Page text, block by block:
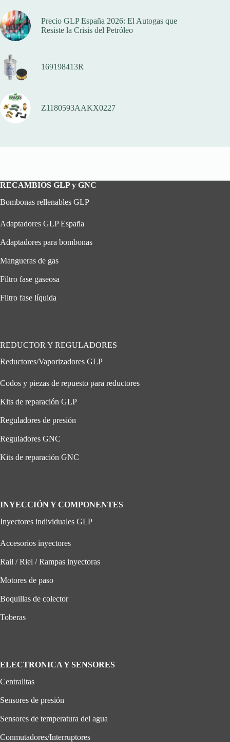
Precio GLP España 2026: El Autogas que
Resiste la Crisis del Petróleo
169198413R
Z1180593AAKX0227
RECAMBIOS GLP y GNC
Bombonas rellenables GLP
Adaptadores GLP España
Adaptadores para bombonas
Mangueras de gas
Filtro fase gaseosa
Filtro fase líquida
REDUCTOR Y REGULADORES
Reductores/Vaporizadores GLP
Codos y piezas de repuesto para reductores
Kits de reparación GLP
Reguladores de presión
Reguladores GNC
Kits de reparación GNC
INYECCIÓN Y COMPONENTES
Inyectores individuales GLP
Accesorios inyectores
Rail / Riel / Rampas inyectoras
Motores de paso
Boquillas de colector
Toberas
ELECTRONICA Y SENSORES
Centralitas
Sensores de presión
Sensores de temperatura del agua
Conmutadores/Interruptores